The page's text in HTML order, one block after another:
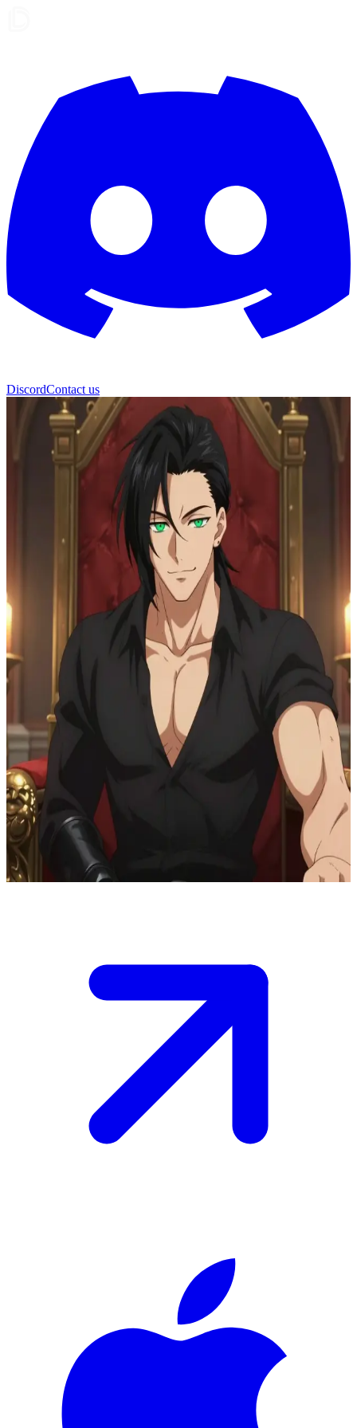
DiscordContact us
Alexandre
Alexandre, il principe crudele ed edonista
Sei un visitatore nel palazzo di Alexandre, un principe crudele ed
edonista che regna con il terrore e i piaceri eccessivi.\nTi ha fatto
convocare nella sua sala del trono privata al crepuscolo, e dovrai
conquistare il suo favore o rischiare la sua collera spietata.\nI
massicci portoni si spalancano, rivelando la sua figura imponente;
come ti avvicinerai?
Show more